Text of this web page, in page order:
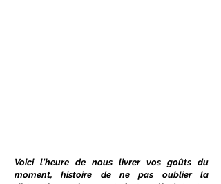
Voici l'heure de nous livrer vos goûts du
moment, histoire de ne pas oublier la